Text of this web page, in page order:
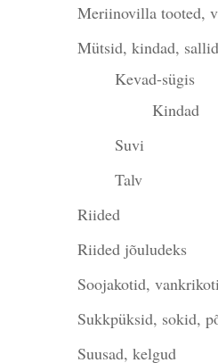
Meriinovilla tooted,
Mütsid, kindad, sallid
Kevad-sügis
Kindad
Suvi
Talv
Riided
Riided jõuludeks
Soojakotid,
Sukkpüksid, sokid,
Suusad, kelgud